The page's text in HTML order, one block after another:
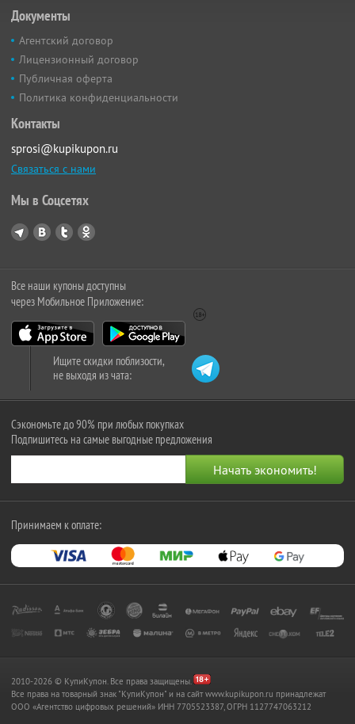
Документы
Агентский договор
Лицензионный договор
Публичная оферта
Политика конфиденциальности
Контакты
sprosi@kupikupon.ru
Связаться с нами
Мы в Соцсетях
Все наши купоны доступны
через Мобильное Приложение:
Ищите скидки поблизости,
не выходя из чата:
Сэкономьте до 90% при любых покупках
Подпишитесь на самые выгодные предложения
Принимаем к оплате:
2010-2026 © КупиКупон. Все права защищены.
Все права на товарный знак "КупиКупон" и на сайт www.kupikupon.ru принадлежат
OOO «Агентство цифровых решений» ИНН 7705523387, ОГРН 1127747063212